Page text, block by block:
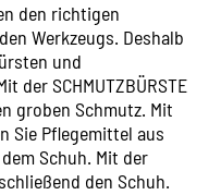
den richtigen
Werkzeugs. Deshalb
und
derSCHMUTZBÜRSTE
groben Schmutz. Mit
Sie Pflegemittel aus
Schuh. Mit der
den Schuh.